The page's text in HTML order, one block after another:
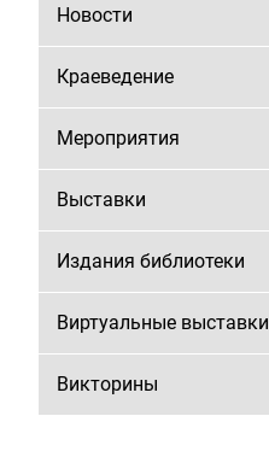
Новости
Краеведение
Мероприятия
Выставки
Издания библиотеки
Виртуальные выставки
Викторины